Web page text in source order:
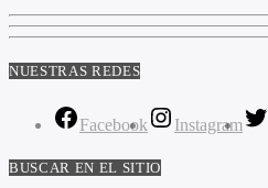
NUESTRAS REDES
Facebook Instagram
BUSCAR EN EL SITIO